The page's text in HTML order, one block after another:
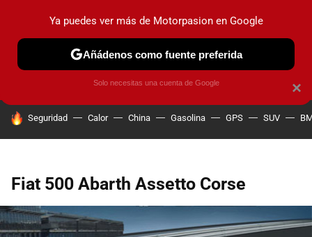
PRUEBAS COCHES ELÉCTRICOS OBSERVATORIO
HOY SE HABLA DE
Seguridad Calor China Gasolina GPS SUV
Fiat 500 Abarth Assetto Corse
×
Ya puedes ver más de Motorpasion en Google
Añádenos como fuente preferida
Solo necesitas una cuenta de Google